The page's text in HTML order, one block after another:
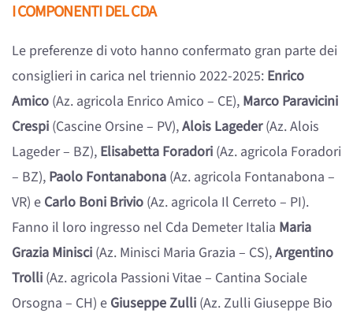
I COMPONENTI DEL CDA
Le preferenze di voto hanno confermato gran parte dei
consiglieri in carica nel triennio 2022-2025: Enrico
Amico (Az. agricola Enrico Amico – CE), Marco Paravicini
Crespi (Cascine Orsine – PV),Alois Lageder(Az. Alois
Lageder – BZ), Elisabetta Foradori (Az. agricola Foradori
– BZ), Paolo Fontanabona (Az. agricola Fontanabona –
VR) e Carlo Boni Brivio (Az. agricola Il Cerreto – PI).
Fanno il loro ingresso nel Cda Demeter Italia Maria
Grazia Minisci (Az. Minisci Maria Grazia – CS),Argentino
Trolli (Az. agricola Passioni Vitae – Cantina Sociale
Orsogna – CH) e Giuseppe Zulli (Az. Zulli Giuseppe Bio